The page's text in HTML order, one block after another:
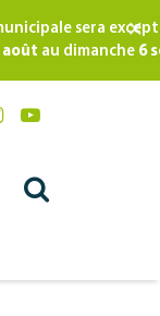
×
sera
au dimanche6
compte
Lien
la
chaîne